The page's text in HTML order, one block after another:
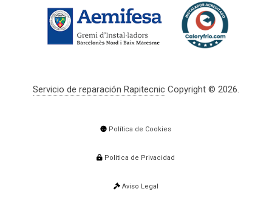
Servicio de reparación RapitecnicCopyright © 2026.
Política de Cookies
Política de Privacidad
Aviso Legal